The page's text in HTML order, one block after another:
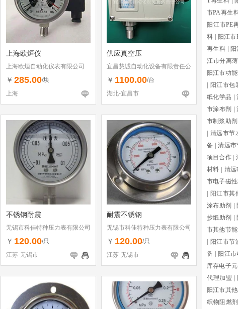
上海欧烜仪
上海欧烜自动化仪表有限公司
￥ 285.00/块
上海
供应真空压
宜昌慧诚自动化设备有限责任公
司
￥ 1100.00/台
湖北-宜昌市
不锈钢耐震
无锡市科佳特种压力表有限公司
￥ 120.00/只
江苏-无锡市
耐震不锈钢
无锡市科佳特种压力表有限公司
￥ 120.00/只
江苏-无锡市
市PA再生
阳江市PE
料
阳江市
再生料
江市分离
阳江市功
阳江市包
纸化学品
市涂布剂
市制浆助剂
清远市节
备
清远市
项目合作
材料
清
市电子磁
阳江市其
涂布助剂
抄纸助剂
市其他节
阳江市节
备
阳江
库存电子
代理加盟
阳江市其
织物阻燃剂